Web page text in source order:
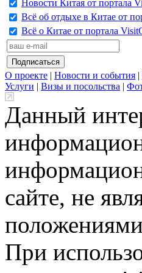
Новости Китая от портала
Всё об отдыхе в Китае от
Всё о Китае от портала
О проекте | Новости и события |
Услуги | Визы и посольства |
Данный
сайте, не
При